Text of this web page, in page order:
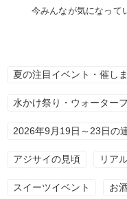
今みんなが気になって
夏の注目イベント・催し
水かけ祭り・ウォーター
2026年9月19日～23日の
アジサイの見頃 リア
スイーツイベント お